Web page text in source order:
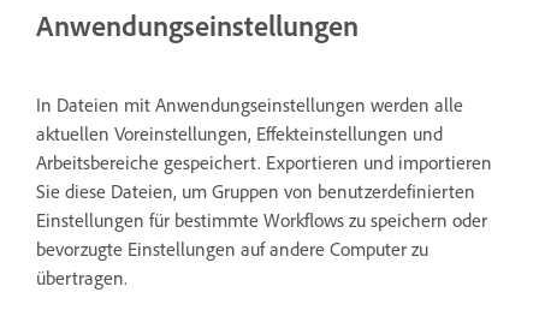
Anwendungseinstellungen
In Dateien mit Anwendungseinstellungen werden alle
aktuellen Voreinstellungen, Effekteinstellungen und
Arbeitsbereiche gespeichert. Exportieren und importieren
Sie diese Dateien, um Gruppen von benutzerdefinierten
Einstellungen für bestimmte Workflows zu speichern oder
bevorzugte Einstellungen auf andere Computer zu
übertragen.